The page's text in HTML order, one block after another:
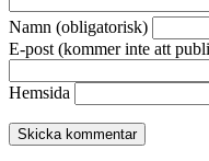
Namn (obligatorisk)
E-post (kommer inte att
Hemsida